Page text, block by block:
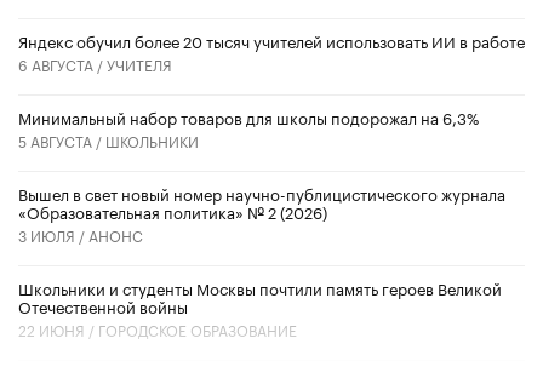
​Яндекс обучил более 20 тысяч учителей использовать ИИ в работе
6 АВГУСТА /УЧИТЕЛЯ
Минимальный набор товаров для школы подорожал на 6,3%
5 АВГУСТА / ШКОЛЬНИКИ
Вышел в свет новый номер научно-публицистического журнала
«Образовательная политика» № 2 (2026)
3 ИЮЛЯ / АНОНС
Школьники и студенты Москвы почтили память героев Великой
Отечественной войны
22 ИЮНЯ / ГОРОДСКОЕ ОБРАЗОВАНИЕ